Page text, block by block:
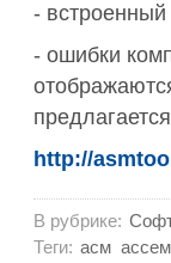
-
- ошибки
http://
В рубрике:
Теги: асм